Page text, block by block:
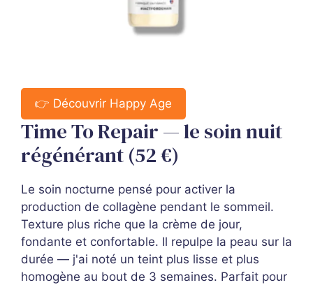
👉 Découvrir Happy Age
Time To Repair — le soin nuit
régénérant (52 €)
Le soin nocturne pensé pour activer la
production de collagène pendant le sommeil.
Texture plus riche que la crème de jour,
fondante et confortable. Il repulpe la peau sur la
durée — j'ai noté un teint plus lisse et plus
homogène au bout de 3 semaines. Parfait pour